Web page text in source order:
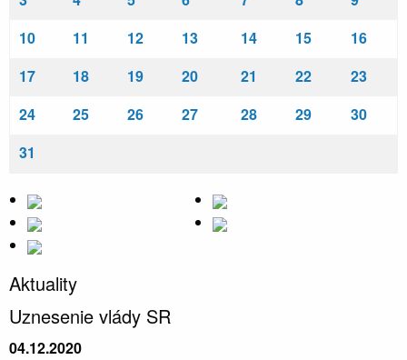
10
11 12 13 14 15
16
17
18 19 20 21 22
23
24
25 26 27 28 29
30
31
Aktuality
Uznesenie vlády SR
04.12.2020